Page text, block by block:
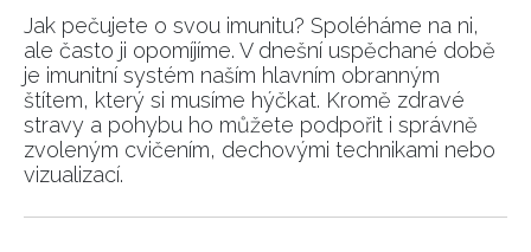
Jak pečujete o svou imunitu? Spoléháme na ni,
ale často ji opomíjíme. V dnešní uspěchané době
je imunitní systém naším hlavním obranným
štítem, který si musíme hýčkat. Kromě zdravé
stravy a pohybu ho můžete podpořit i správně
zvoleným cvičením, dechovými technikami nebo
vizualizací.